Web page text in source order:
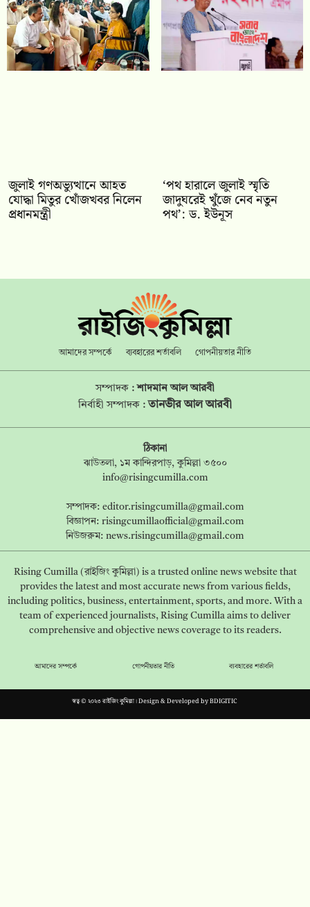
জুলাই গণঅভ্যুত্থানে আহত
যোদ্ধা মিতুর খোঁজখবর নিলেন
প্রধানমন্ত্রী
‘পথ হারালে জুলাই স্মৃতি
জাদুঘরেই খুঁজে নেব নতুন
পথ’: ড. ইউনূস
আমাদের সম্পর্কে ব্যবহারের শর্তাবলি গোপনীয়তার নীতি
সম্পাদক :শাদমান আল আরবী
নির্বাহী সম্পাদক : তানভীর আল আরবী
ঠিকানা
ঝাউতলা, ১ম কান্দিরপাড়, কুমিল্লা ৩৫০০
info@risingcumilla.com
সম্পাদক: editor.risingcumilla@gmail.com
বিজ্ঞাপন: risingcumillaofficial@gmail.com
নিউজরুম: news.risingcumilla@gmail.com
Rising Cumilla (রাইজিং কুমিল্লা) is a trusted online news website that
provides the latest and most accurate news from various fields,
including politics, business, entertainment, sports, and more. With a
team of experienced journalists, Rising Cumilla aims to deliver
comprehensive and objective news coverage to its readers.
আমাদের সম্পর্কে গোপনীয়তার নীতি ব্যবহারের শর্তাবলি
স্বত্ব © ২০২৩ রাইজিং কুমিল্লা। Design & Developed byBDIGITIC